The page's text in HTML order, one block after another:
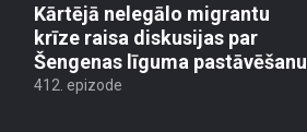
Kārtējā nelegālo migrantu
krīze raisa diskusijas par
Šengenas līguma pastāvēšanu
412. epizode